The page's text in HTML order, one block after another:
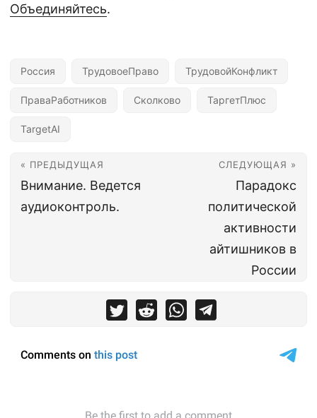
Объединяйтесь.
Россия ТрудовоеПраво ТрудовойКонфликт
ПраваРаботников Сколково ТаргетПлюс
TargetAI
« ПРЕДЫДУЩАЯ
Внимание. Ведется
аудиоконтроль.
СЛЕДУЮЩАЯ »
Парадокс
политической
активности
айтишников в
России